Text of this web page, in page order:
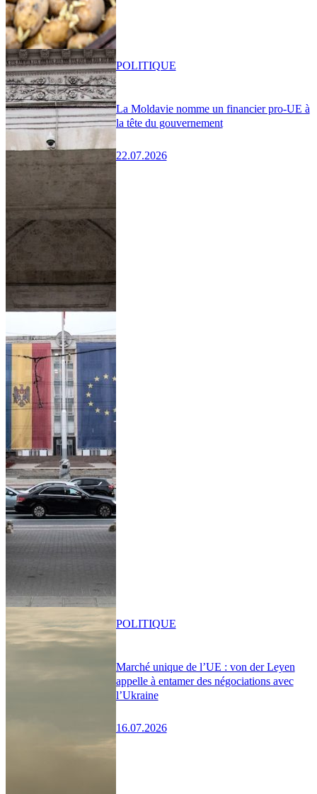
La Moldavie nomme un financier pro-UE à
la tête du gouvernement
22.07.2026
POLITIQUE
Marché unique de l’UE : von der Leyen
appelle à entamer des négociations avec
l’Ukraine
16.07.2026
POLITIQUE